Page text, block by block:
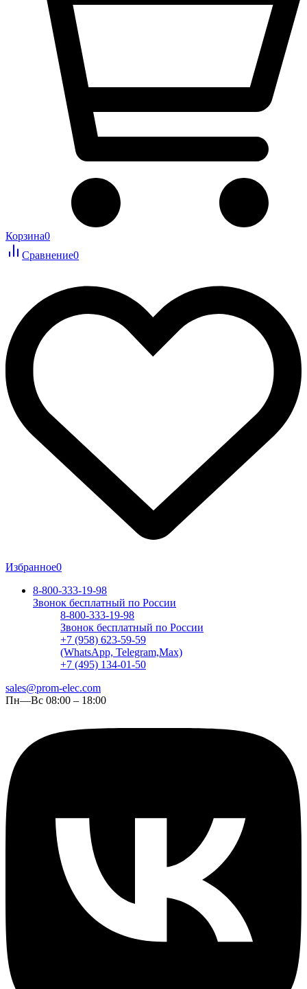
Корзина0
Сравнение0
Избранное0
8-800-333-19-98
Звонок бесплатный по России
8-800-333-19-98
Звонок бесплатный по России
+7 (958) 623-59-59
(WhatsApp, Telegram,Max)
+7 (495) 134-01-50
sales@prom-elec.com
Пн—Вс 08:00 – 18:00